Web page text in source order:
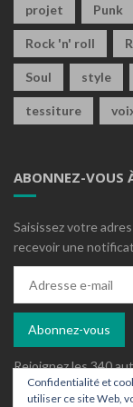
projet Punk
Rock 'n' roll
Soul style
tessiture
ABONNEZ-VOUS
Saisissez votre
recevoir une
mail
Abonnez-vous
Rejoignez les 340
Confidentialité et
utiliser ce site Web,